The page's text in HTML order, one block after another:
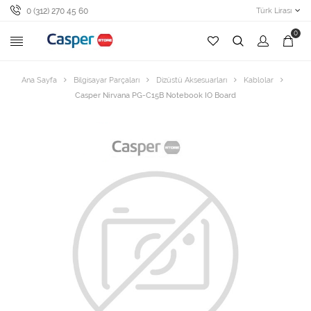
0 (312) 270 45 60 Türk Lirası
0
Ana Sayfa Bilgisayar Parçaları Dizüstü Aksesuarları
Kablolar
Casper Nirvana PG-C15B Notebook IO Board